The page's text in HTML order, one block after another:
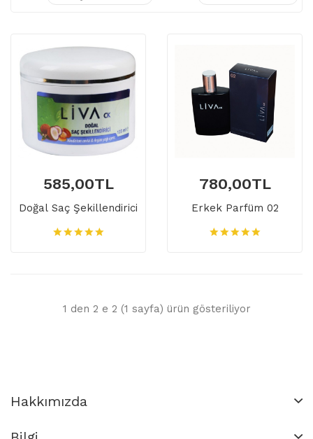
585,00TL
Doğal Saç Şekillendirici
780,00TL
Erkek Parfüm 02
1 den 2 e 2 (1 sayfa) ürün gösteriliyor
Hakkımızda